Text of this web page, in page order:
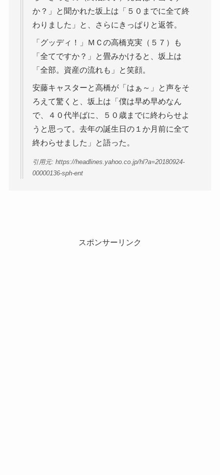
か？」と聞かれた坂上は「５０までに全て終
わりました」と、さらにきっぱりと返答。
「グッディ！」ＭＣの高橋克実（５７）も
「全てですか？」と畳みかけると、坂上は
「全部。資産の流れも」と笑顔。
安藤キャスターと高橋が「はぁ～」と声をそ
ろえて驚くと、坂上は「僕は早め早めなん
で、４０代半ばに、５０歳までに終わらせよ
うと思って。去年の誕生日の１か月前に全て
終わらせました」と語った。
引用元: https://headlines.yahoo.co.jp/hl?a=20180924-
00000136-sph-ent
スポンサーリンク